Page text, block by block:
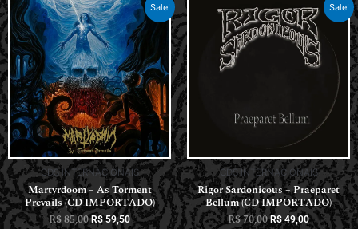
Sale!
CDS INTERNACIONAIS
Martyrdoom – As Torment
Prevails (CD IMPORTADO)
R$85,00 R$59,50
Sale!
CDS INTERNACIONAIS
Rigor Sardonicous – Praeparet
Bellum (CD IMPORTADO)
R$70,00 R$49,00